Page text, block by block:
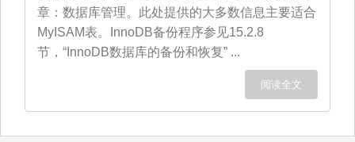
章：数据库管理。此处提供的大多数信息主要适合
MyISAM表。InnoDB备份程序参见15.2.8
节，“InnoDB数据库的备份和恢复” ...
阅读全文